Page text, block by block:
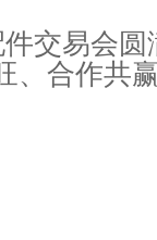
交易会
、合作共